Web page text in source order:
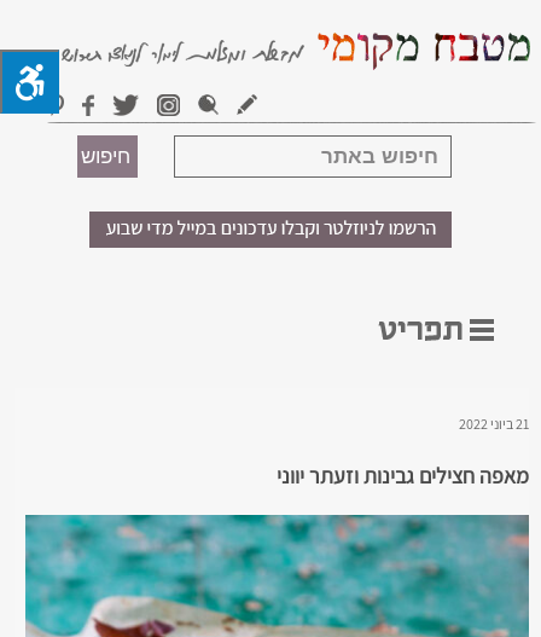
21 ביוני 2022
מאפה חצילים גבינות וזעתר יווני